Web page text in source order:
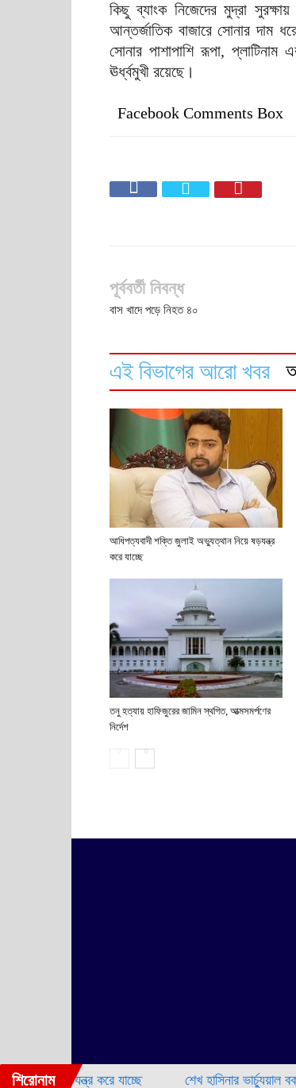
কিছু ব্যাংক নিজেদের মুদ্রা সুরক্ষায়
আন্তর্জাতিক বাজারে সোনার দাম
সোনার পাশাপাশি রূপা,
ঊর্ধ্বমুখী রয়েছে।
Facebook Comments Box
পূর্ববর্তী নিবন্ধ
বাস খাদে পড়ে নিহত ৪০
এই বিভাগের আরো খবর
আধিপত্যবাদী শক্তি জুলাই অভ্যুত্থান নিয়ে ষড়যন্ত্র
করে যাচ্ছে
তনু হত্যায় হাফিজুরের জামিন স্থগিত, আত্মসমর্পণের
নির্দেশ
শিরোনাম
ষড়যন্ত্র করে যাচ্ছে শেখ হাসিনার ভার্চ্যুয়াল
©